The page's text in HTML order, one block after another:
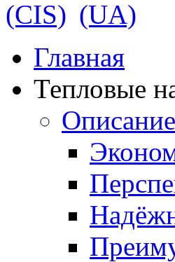
Главная
Тепловые
Описание